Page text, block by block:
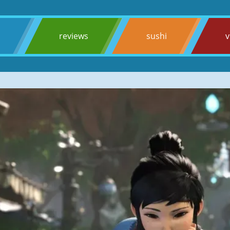
reviews sushi